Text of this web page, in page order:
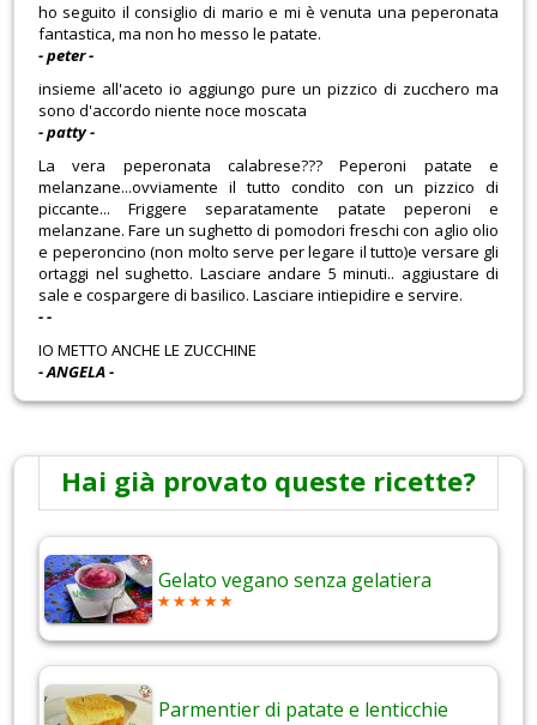
ho seguito il consiglio di mario e mi è venuta una peperonata
fantastica, ma non ho messo le patate.
- peter -
insieme all'aceto io aggiungo pure un pizzico di zucchero ma
sono d'accordo niente noce moscata
- patty -
La vera peperonata calabrese??? Peperoni patate e
melanzane...ovviamente il tutto condito con un pizzico di
piccante... Friggere separatamente patate peperoni e
melanzane. Fare un sughetto di pomodori freschi con aglio olio
e peperoncino (non molto serve per legare il tutto)e versare gli
ortaggi nel sughetto. Lasciare andare 5 minuti.. aggiustare di
sale e cospargere di basilico. Lasciare intiepidire e servire.
- -
IO METTO ANCHE LE ZUCCHINE
- ANGELA -
Hai già provato queste ricette?
Gelato vegano senza gelatiera
Parmentier di patate e lenticchie